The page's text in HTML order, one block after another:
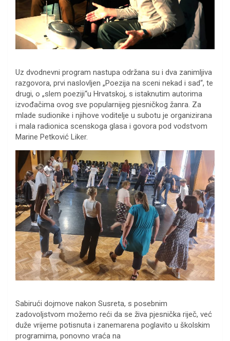
Uz dvodnevni program nastupa održana su i dva zanimljiva
razgovora, prvi naslovljen „Poezija na sceni nekad i sad“, te
drugi, o „slem poeziji“u Hrvatskoj, s istaknutim autorima
izvođačima ovog sve popularnijeg pjesničkog žanra. Za
mlade sudionike i njihove voditelje u subotu je organizirana
i mala radionica scenskoga glasa i govora pod vodstvom
Marine Petković Liker.
Sabirući dojmove nakon Susreta, s posebnim
zadovoljstvom možemo reći da se živa pjesnička riječ, već
duže vrijeme potisnuta i zanemarena poglavito u školskim
programima, ponovno vraća na